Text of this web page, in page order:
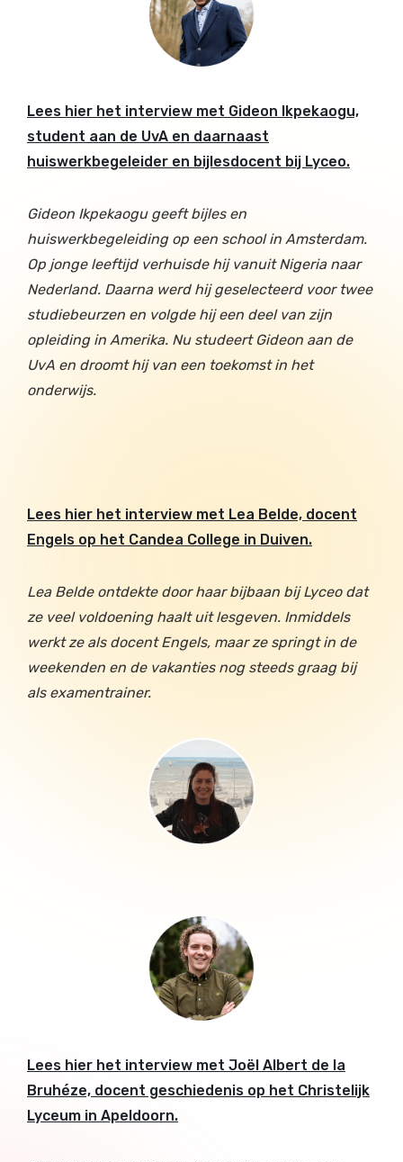
Lees hier het interview met Gideon Ikpekaogu,
student aan de UvA en daarnaast
huiswerkbegeleider en bijlesdocent bij Lyceo.
Gideon Ikpekaogu geeft bijles en
huiswerkbegeleiding op een school in Amsterdam.
Op jonge leeftijd verhuisde hij vanuit Nigeria naar
Nederland. Daarna werd hij geselecteerd voor twee
studiebeurzen en volgde hij een deel van zijn
opleiding in Amerika. Nu studeert Gideon aan de
UvA en droomt hij van een toekomst in het
onderwijs.
Lees hier het interview met Lea Belde, docent
Engels op het Candea College in Duiven.
Lea Belde ontdekte door haar bijbaan bij Lyceo dat
ze veel voldoening haalt uit lesgeven. Inmiddels
werkt ze als docent Engels, maar ze springt in de
weekenden en de vakanties nog steeds graag bij
als examentrainer.
Lees hier het interview met Joël Albert de la
Bruhéze, docent geschiedenis op het Christelijk
Lyceum in Apeldoorn.